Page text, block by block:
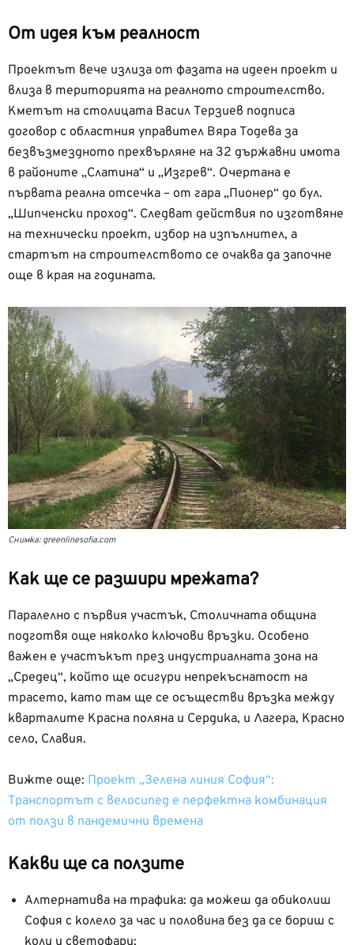
От идея към реалност
Проектът вече излиза от фазата на идеен проект и
влиза в територията на реалното строителство.
Кметът на столицата Васил Терзиев подписа
договор с областния управител Вяра Тодева за
безвъзмездното прехвърляне на 32 държавни имота
в районите „Слатина“ и „Изгрев“. Очертана е
първата реална отсечка – от гара „Пионер“ до бул.
„Шипченски проход“. Следват действия по изготвяне
на технически проект, избор на изпълнител, а
стартът на строителството се очаква да започне
още в края на годината.
Снимка: greenlinesofia.com
Как ще се разшири мрежата?
Паралелно с първия участък, Столичната община
подготвя още няколко ключови връзки. Особено
важен е участъкът през индустриалната зона на
„Средец“, който ще осигури непрекъснатост на
трасето, като там ще се осъществи връзка между
кварталите Красна поляна и Сердика, и Лагера, Красно
село, Славия.
Вижте още: Проект „Зелена линия София“:
Транспортът с велосипед е перфектна комбинация
от ползи в пандемични времена
Какви ще са ползите
Алтернатива на трафика: да можеш да обиколиш
София с колело за час и половина без да се бориш с
коли и светофари;